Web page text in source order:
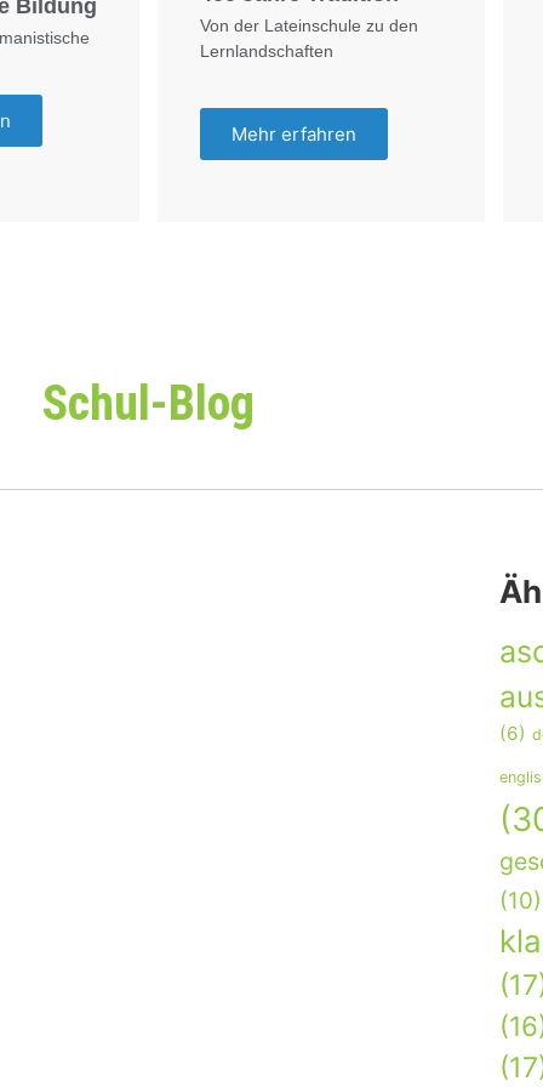
Bildung
Von der Lateinschule zu den
Lernlandschaften
Mehr erfahren
Schul-Blog
(6)
(10)